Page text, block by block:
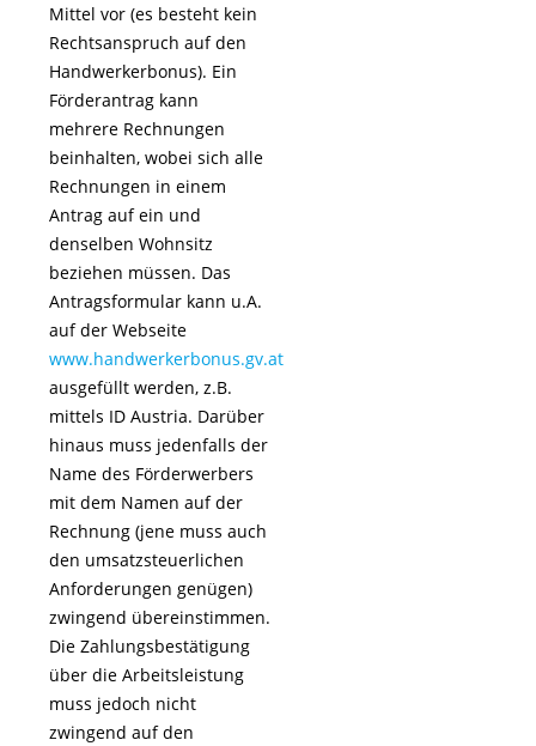
Mittel vor (es besteht kein
Rechtsanspruch auf den
Handwerkerbonus). Ein
Förderantrag kann
mehrere Rechnungen
beinhalten, wobei sich alle
Rechnungen in einem
Antrag auf ein und
denselben Wohnsitz
beziehen müssen. Das
Antragsformular kann u.A.
auf der Webseite
www.handwerkerbonus.gv.at
ausgefüllt werden, z.B.
mittels ID Austria. Darüber
hinaus muss jedenfalls der
Name des Förderwerbers
mit dem Namen auf der
Rechnung (jene muss auch
den umsatzsteuerlichen
Anforderungen genügen)
zwingend übereinstimmen.
Die Zahlungsbestätigung
über die Arbeitsleistung
muss jedoch nicht
zwingend auf den